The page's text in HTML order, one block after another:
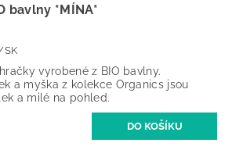
bavlny *MÍNA*
SK
vyrobené z BIO bavlny.
a myška z kolekce Organics jsou
a milé na pohled.